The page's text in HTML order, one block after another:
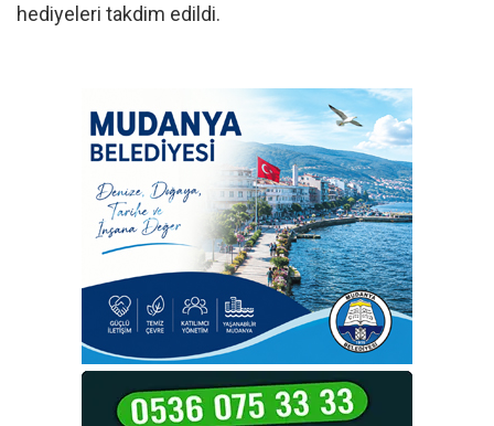
hediyeleri takdim edildi.